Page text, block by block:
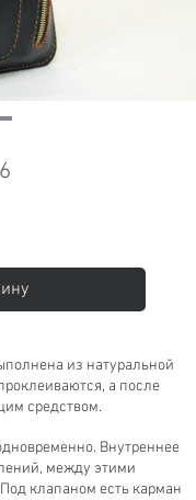
из натуральной
а после
средством.
Внутреннее
между этими
клапаном есть карман